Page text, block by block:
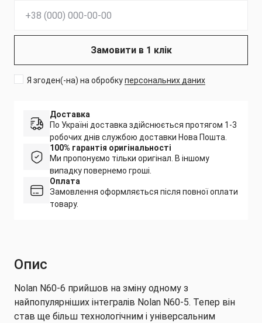
Замовити в 1 клік
Я згоден(-на) на обробкуперсональних даних
Доставка
По Україні доставка здійснюється протягом 1-3
робочих днів службою доставки Нова Пошта.
100% гарантія оригінальності
Ми пропонуємо тільки оригінал. В іншому
випадку повернемо гроші.
Оплата
Замовлення оформляється після повної оплати
товару.
Опис
Nolan N60-6 прийшов на зміну одному з
найпопулярніших інтегралів Nolan N60-5. Тепер він
став ще більш технологічним і універсальним